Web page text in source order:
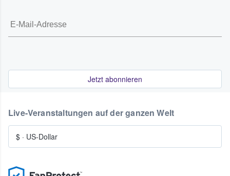
Jetzt abonnieren
Live-Veranstaltungen auf der ganzen Welt
$ · US-Dollar